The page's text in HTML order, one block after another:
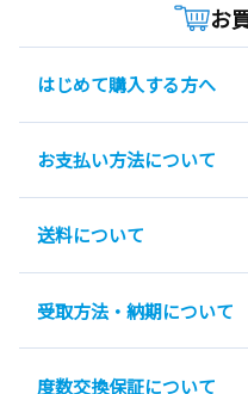
お
はじめて購入する方へ
お支払い方法について
送料について
受取方法・納期について
度数交換保証について